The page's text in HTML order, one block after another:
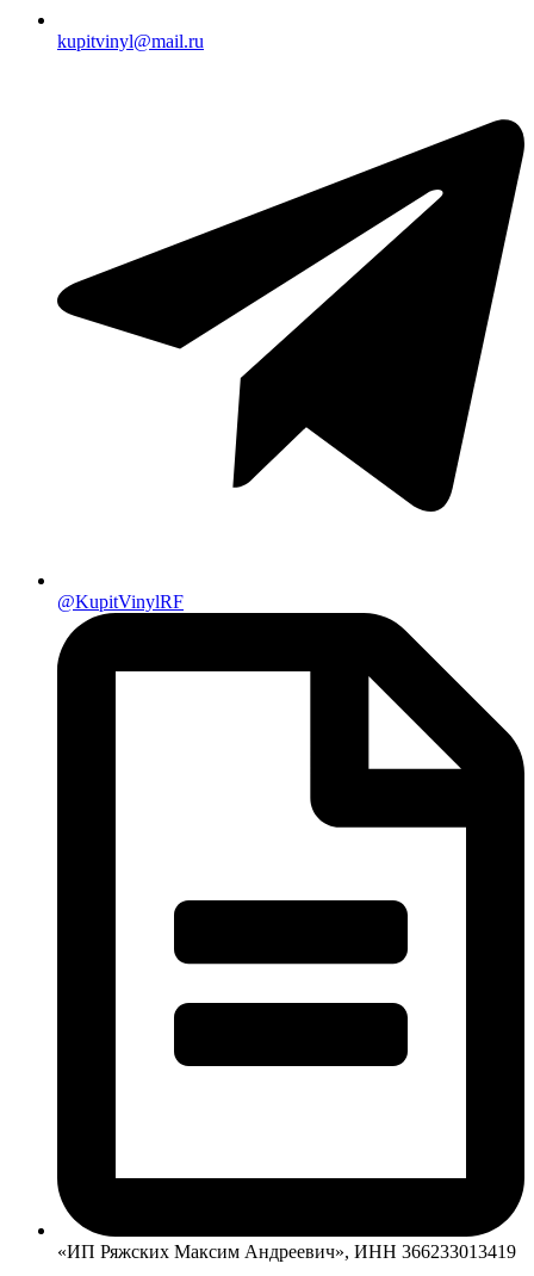
kupitvinyl@mail.ru
@KupitVinylRF
«ИП Ряжских Максим Андреевич», ИНН 366233013419